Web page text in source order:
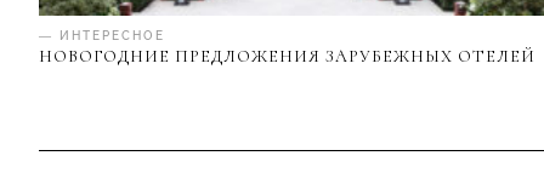
— ИНТЕРЕСНОЕ
НОВОГОДНИЕ ПРЕДЛОЖЕНИЯ ЗАРУБЕЖНЫХ ОТЕЛЕЙ